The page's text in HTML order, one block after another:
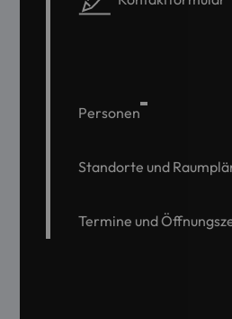
Personen
Standorte und
Termine und